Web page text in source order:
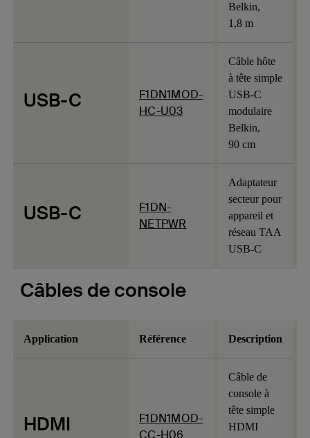
Belkin,
1,8 m
USB-C
F1DN1MOD-
HC-U03
Câble hôte
à tête simple
USB-C
modulaire
Belkin,
90 cm
USB-C
F1DN-
NETPWR
Adaptateur
secteur pour
appareil et
réseau TAA
USB-C
Câbles de console
Application Référence Description
HDMI
F1DN1MOD-
Câble de
console à
tête simple
HDMI